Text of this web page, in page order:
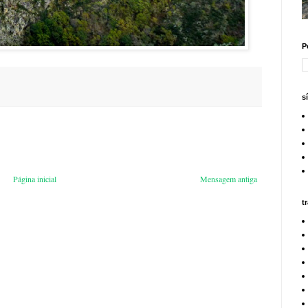
Mensagem antiga
Página inicial